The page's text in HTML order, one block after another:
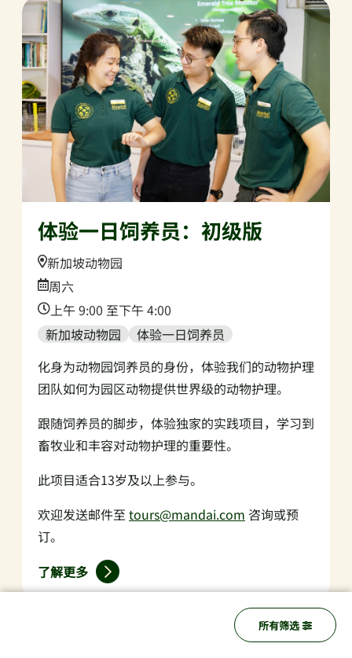
所有筛选
体验一日饲养员：初级版
Location:
新加坡动物园
Date:
周六
Time:
上午 9:00 至下午 4:00
新加坡动物园
体验一日饲养员
化身为动物园饲养员的身份，体验我们的动物护理
团队如何为园区动物提供世界级的动物护理。
跟随饲养员的脚步，体验独家的实践项目，学习到
畜牧业和丰容对动物护理的重要性。
此项目适合13岁及以上参与。
欢迎发送邮件至 tours@mandai.com 咨询或预
订。
了解更多